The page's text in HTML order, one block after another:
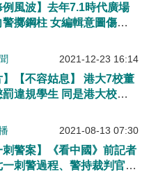
例風波】去年7.1時代廣場
擲鋼柱 女編輯意圖傷人
2021-12-23 16:14
】【不容姑息】 港大7校董
罰違規學生 同是港大校董
生也須守法守規、7校董與
2021-08-13 07:30
刺警案】《看中國》前記者
一刺警過程、警持裁判官手